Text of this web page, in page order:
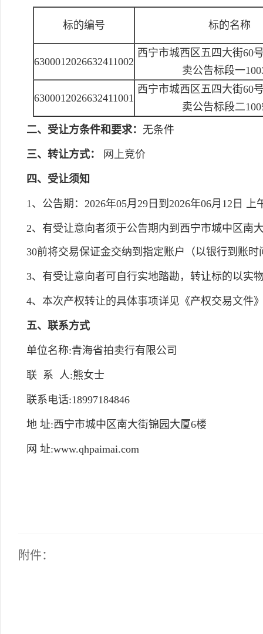
标的编号 标的名称
6300012026632411002
西宁市城西区五四大街60
卖公告标段一
6300012026632411001
西宁市城西区五四大街60
卖公告标段二
二、受让方条件和要求： 无条件
三、转让方式： 网上竞价
四、受让须知
1、公告期：2026年05月29日到2026年06月12日 上
2、有受让意向者须于公告期内到西宁市城中区南
30前将交易保证金交纳到指定账户（以银行到账
3、有受让意向者可自行实地踏勘，转让标的以实
4、本次产权转让的具体事项详见《产权交易文件
五、联系方式
单位名称:青海省拍卖行有限公司
联 系 人:熊女士
联系电话:18997184846
地 址:西宁市城中区南大街锦园大厦6楼
网 址:www.qhpaimai.com
附件：